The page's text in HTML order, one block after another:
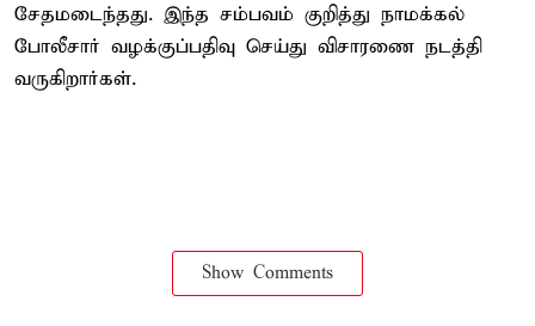
சேதமடைந்தது. இந்த சம்பவம் குறித்து நாமக்கல்
போலீசார் வழக்குப்பதிவு செய்து விசாரணை நடத்தி
வருகிறார்கள்.
Show Comments